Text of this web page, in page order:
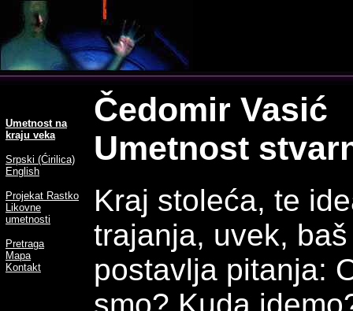
Umetnost na
kraju veka
Srpski (Ćirilica)
English
Projekat Rastko
Likovne
umetnosti
Pretraga
Mapa
Kontakt
Čedomir Vasić
Umetnost
Kraj stoleća, te
trajanja, uvek,
postavlja pitanja: